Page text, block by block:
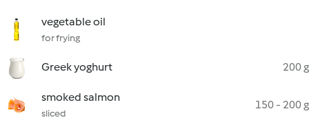
vegetable oil
for frying
Greek yoghurt 200 g
smoked salmon
sliced
150 - 200 g